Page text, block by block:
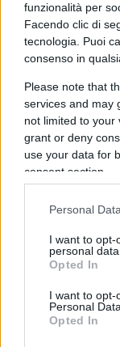
funzionalità per
Facendo clic di
tecnologia. Puoi
consenso in
Please note that
services and may
not limited to your
grant or deny
use your data for
consent section.
Personal
I want to opt-
personal data.
Opted In
I want to opt-
Personal Data.
Opted In
Draghi: “O
o saremo
diEnrico
14 Maggio